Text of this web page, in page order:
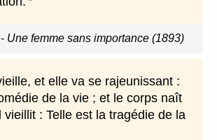
Une femme sans importance (1893)
et elle va se rajeunissant :
de la vie ; et le corps naît
vieillit : Telle est la tragédie de la